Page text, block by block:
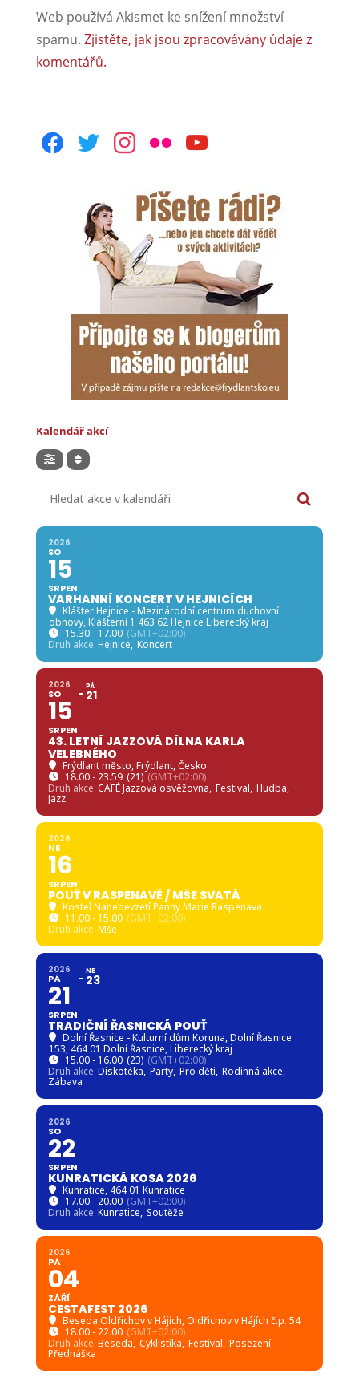
Web používá Akismet ke snížení množství
spamu. Zjistěte, jak jsou zpracovávány údaje z
komentářů.
facebooktwitterinstagram
flickr youtube
Kalendář akcí
2026
SO
15
SRPEN
VARHANNÍ KONCERT V HEJNICÍCH
Klášter Hejnice - Mezinárodní centrum duchovní
obnovy, Klášterní 1 463 62 Hejnice Liberecký kraj
15.30 - 17.00 (GMT+02:00)
Druh akce Hejnice, Koncert
2026
SO
15
SRPEN
PÁ
21
43. LETNÍ JAZZOVÁ DÍLNA KARLA
VELEBNÉHO
Frýdlant město, Frýdlant, Česko
18.00 - 23.59 (21) (GMT+02:00)
Druh akce CAFÉ Jazzová osvěžovna, Festival, Hudba,
Jazz
2026
NE
16
SRPEN
POUŤ V RASPENAVĚ / MŠE SVATÁ
Kostel Nanebevzetí Panny Marie Raspenava
11.00 - 15.00 (GMT+02:00)
Druh akce Mše
2026
PÁ
21
SRPEN
NE
23
TRADIČNÍ ŘASNICKÁ POUŤ
Dolní Řasnice - Kulturní dům Koruna, Dolní Řasnice
153, 464 01 Dolní Řasnice, Liberecký kraj
15.00 - 16.00 (23) (GMT+02:00)
Druh akce Diskotéka, Party, Pro děti, Rodinná akce,
Zábava
2026
SO
22
SRPEN
KUNRATICKÁ KOSA 2026
Kunratice, 464 01 Kunratice
17.00 - 20.00 (GMT+02:00)
Druh akce Kunratice, Soutěže
2026
PÁ
04
ZÁŘÍ
CESTAFEST 2026
Beseda Oldřichov v Hájích, Oldřichov v Hájích č.p. 54
18.00 - 22.00 (GMT+02:00)
Druh akce Beseda, Cyklistika, Festival, Posezení,
Přednáška